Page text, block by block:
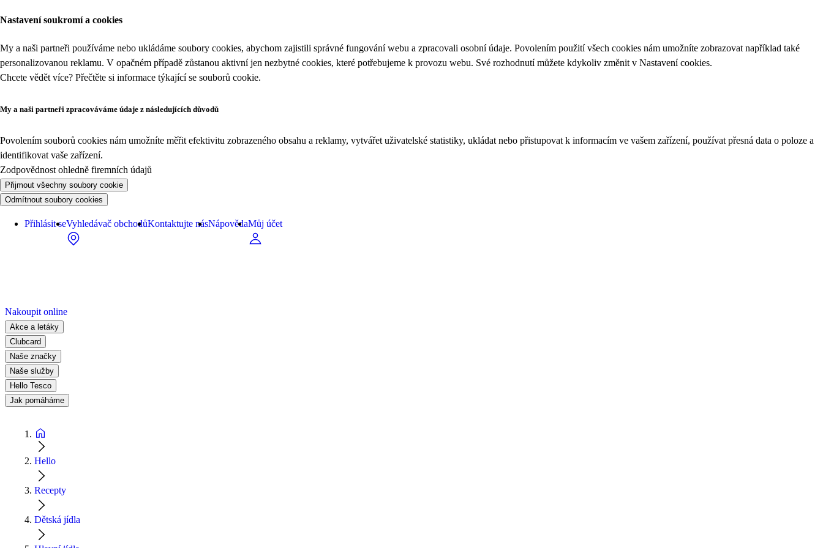
Nastavení soukromí a cookies
My a naši partneři používáme nebo ukládáme soubory cookies, abychom zajistili správné fungování webu a zpracovali osobní údaje. Povolením použití všech cookies nám umožníte zobrazovat například také
personalizovanou reklamu. V opačném případě zůstanou aktivní jen nezbytné cookies, které potřebujeme k provozu webu. Své rozhodnutí můžete kdykoliv změnit v Nastavení cookies.
Chcete vědět více? Přečtěte si informace týkající se souborů cookie.
My a naši partneři zpracováváme údaje z následujících důvodů
Povolením souborů cookies nám umožníte měřit efektivitu zobrazeného obsahu a reklamy, vytvářet uživatelské statistiky, ukládat nebo přistupovat k informacím ve vašem zařízení, používat přesná data o poloze a
identifikovat vaše zařízení.
Zodpovědnost ohledně firemních údajů
Přijmout všechny soubory cookie
Odmítnout soubory cookies
Přihlásit seVyhledávač obchodůKontaktujte násNápovědaMůj účet
Nakoupit online
Akce a letáky
Clubcard
Naše značky
Naše služby
Hello Tesco
Jak pomáháme
Hello
Recepty
Dětská jídla